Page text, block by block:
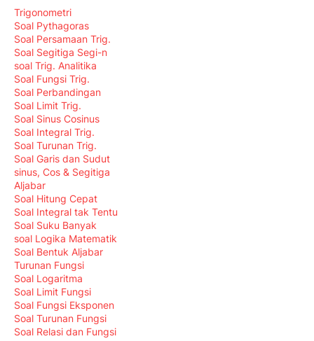
Trigonometri
Soal Pythagoras
Soal Persamaan Trig.
Soal Segitiga Segi-n
soal Trig. Analitika
Soal Fungsi Trig.
Soal Perbandingan
Soal Limit Trig.
Soal Sinus Cosinus
Soal Integral Trig.
Soal Turunan Trig.
Soal Garis dan Sudut
sinus, Cos & Segitiga
Aljabar
Soal Hitung Cepat
Soal Integral tak Tentu
Soal Suku Banyak
soal Logika Matematik
Soal Bentuk Aljabar
Turunan Fungsi
Soal Logaritma
Soal Limit Fungsi
Soal Fungsi Eksponen
Soal Turunan Fungsi
Soal Relasi dan Fungsi